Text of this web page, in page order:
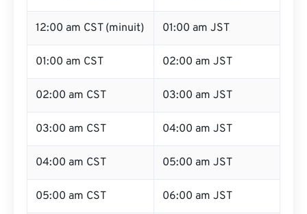
12:00 am CST (minuit) 01:00 am JST
01:00 am CST 02:00 am JST
02:00 am CST 03:00 am JST
03:00 am CST 04:00 am JST
04:00 am CST 05:00 am JST
05:00 am CST 06:00 am JST